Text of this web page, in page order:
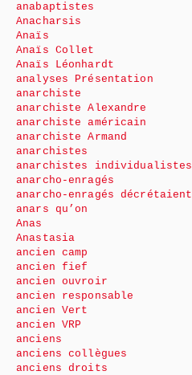
anabaptistes
Anacharsis
Anaïs
Anaïs Collet
Anaïs Léonhardt
analyses Présentation
anarchiste
anarchiste Alexandre
anarchiste américain
anarchiste Armand
anarchistes
anarchistes individualistes
anarcho-enragés
anarcho-enragés décrétaient
anars qu’on
Anas
Anastasia
ancien camp
ancien fief
ancien ouvroir
ancien responsable
ancien Vert
ancien VRP
anciens
anciens collègues
anciens droits